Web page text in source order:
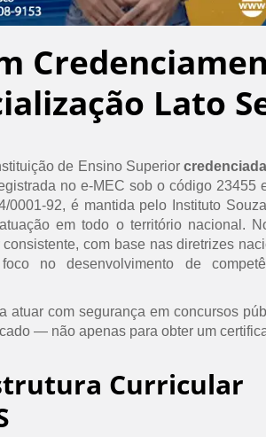
Lato
de Ensino Superior
no e-MEC sob o código 23455
0001-92, é mantida pelo Instituto
em todo o território nacional.
com base nas diretrizes
no desenvolvimento de
atuar com segurança em concursos
— não apenas para obter um
Curricular